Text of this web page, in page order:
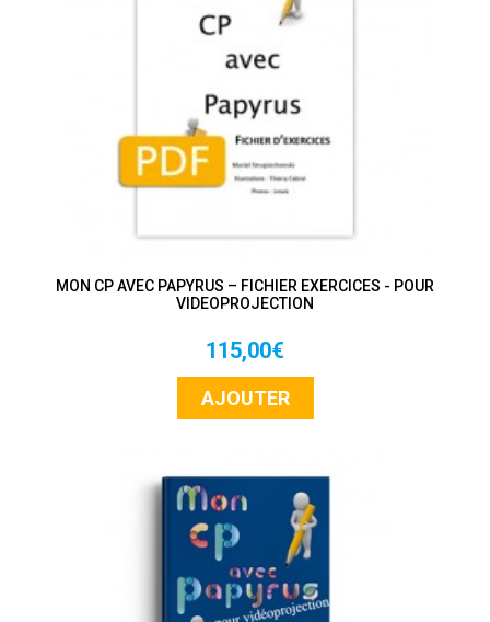
MON CP AVEC PAPYRUS – FICHIER EXERCICES - POUR
VIDEOPROJECTION
115,00€
AJOUTER